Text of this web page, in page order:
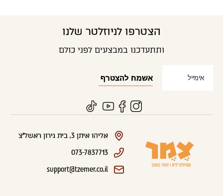
הצטרפו לניוזלטר שלנו
ותתעדכנו במבצעים לפני כולם
אליהו איתן 3, בית גירון ראשל"צ
073-7837713
support@tzemer.co.il